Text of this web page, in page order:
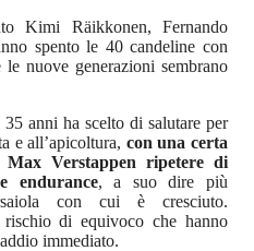
Kimi Räikkonen, Fernando
spento le 40 candeline con
nuove generazioni sembrano
anni ha scelto di salutare per
e all’apicoltura, con una certa
Max Verstappen ripetere di
endurance, a suo dire più
con cui è cresciuto.
di equivoco che hanno
immediato.